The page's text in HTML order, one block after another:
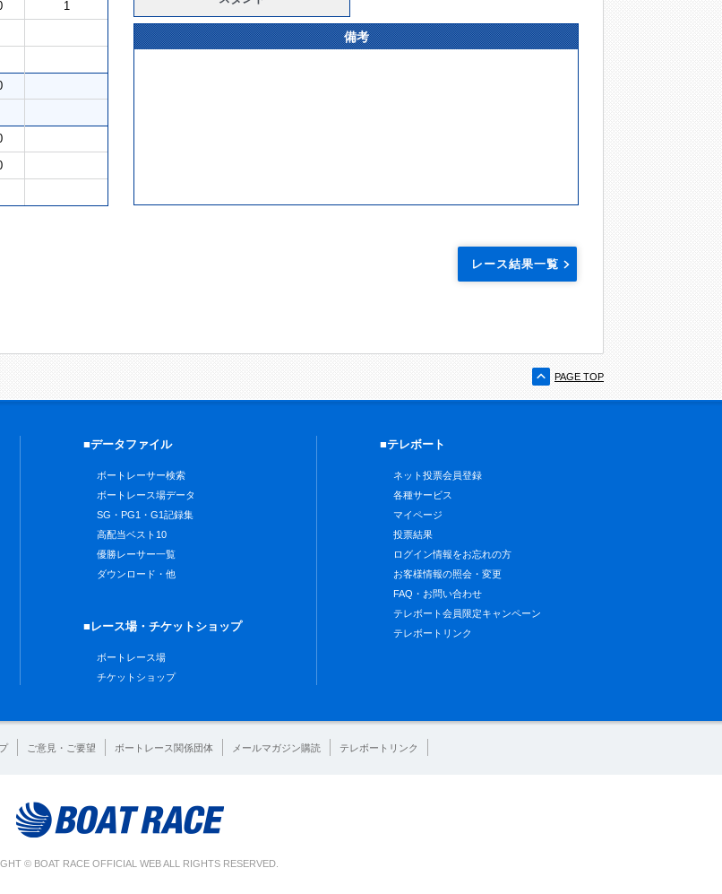
1
備考
レース結果一覧
PAGE TOP
■データファイル
ボートレーサー検索
ボートレース場データ
SG・PG1・G1記録集
高配当ベスト10
優勝レーサー一覧
ダウンロード・他
■レース場・チケットショップ
ボートレース場
チケットショップ
■テレボート
ネット投票会員登録
各種サービス
マイページ
投票結果
ログイン情報をお忘れの方
お客様情報の照会・変更
FAQ・お問い合わせ
テレボート会員限定キャンペーン
テレボートリンク
ご意見・ご要望 ボートレース関係団体 メールマガジン購読 テレボートリンク
© BOAT RACE OFFICIAL WEB ALL RIGHTS RESERVED.